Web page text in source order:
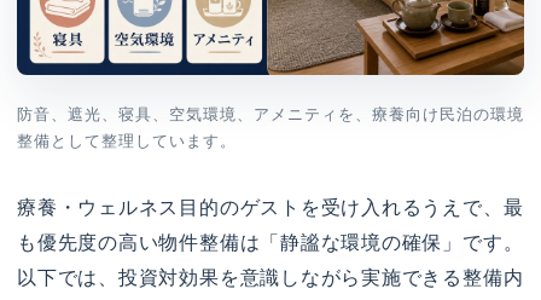
防音、遮光、寝具、空気環境、アメニティを、療養向け民泊の環境
整備として整理しています。
療養・ウェルネス目的のゲストを受け入れるうえで、最
も優先度の高い物件整備は「静謐な環境の確保」です。
以下では、投資対効果を意識しながら実施できる整備内